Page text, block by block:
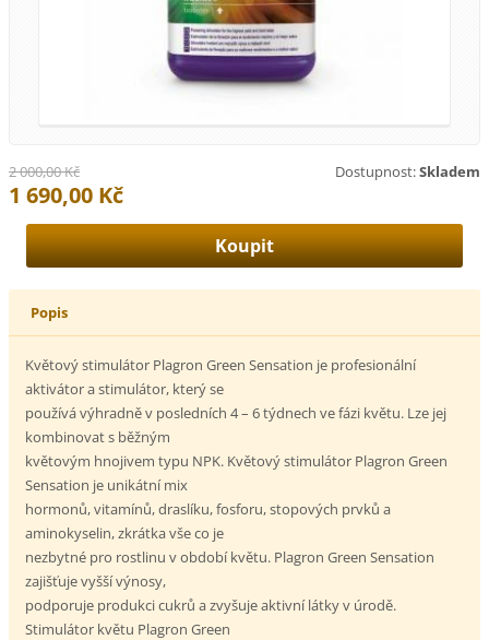
Dostupnost:Skladem
2 000,00 Kč
1 690,00 Kč
Popis
Květový stimulátor Plagron Green Sensation je profesionální
aktivátor a stimulátor, který se
používá výhradně v posledních 4 – 6 týdnech ve fázi květu. Lze jej
kombinovat s běžným
květovým hnojivem typu NPK. Květový stimulátor Plagron Green
Sensation je unikátní mix
hormonů, vitamínů, draslíku, fosforu, stopových prvků a
aminokyselin, zkrátka vše co je
nezbytné pro rostlinu v období květu. Plagron Green Sensation
zajišťuje vyšší výnosy,
podporuje produkci cukrů a zvyšuje aktivní látky v úrodě.
Stimulátor květu Plagron Green